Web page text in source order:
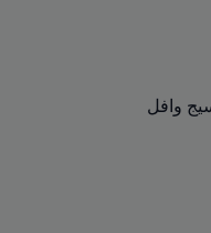
وافل